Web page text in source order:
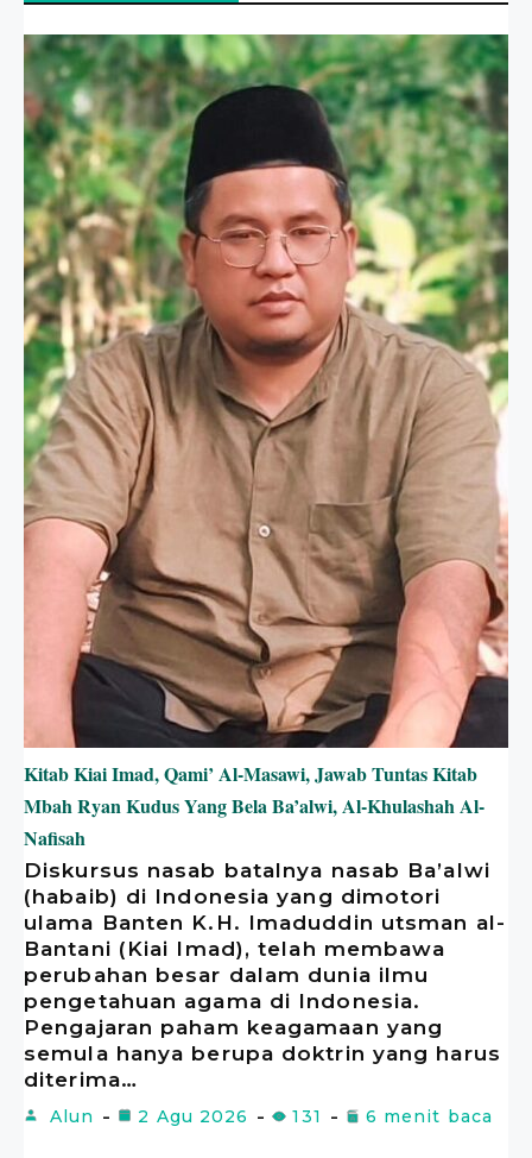
Kitab Kiai Imad, Qami’ Al-Masawi, Jawab Tuntas Kitab
Mbah Ryan Kudus Yang Bela Ba’alwi, Al-Khulashah Al-
Nafisah
Diskursus nasab batalnya nasab Ba’alwi
(habaib) di Indonesia yang dimotori
ulama Banten K.H. Imaduddin utsman al-
Bantani (Kiai Imad), telah membawa
perubahan besar dalam dunia ilmu
pengetahuan agama di Indonesia.
Pengajaran paham keagamaan yang
semula hanya berupa doktrin yang harus
diterima…
Alun 2 Agu 2026 131 6 menit baca